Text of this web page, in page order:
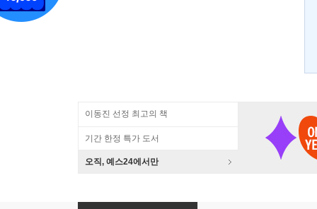
이동진 선정 최고의 책
기간 한정 특가 도서
오직, 예스24에서만